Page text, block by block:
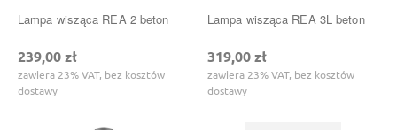
Lampa wisząca REA 2 beton
239,00 zł
zawiera 23% VAT, bez kosztów
dostawy
Lampa wisząca REA 3L beton
319,00 zł
zawiera 23% VAT, bez kosztów
dostawy